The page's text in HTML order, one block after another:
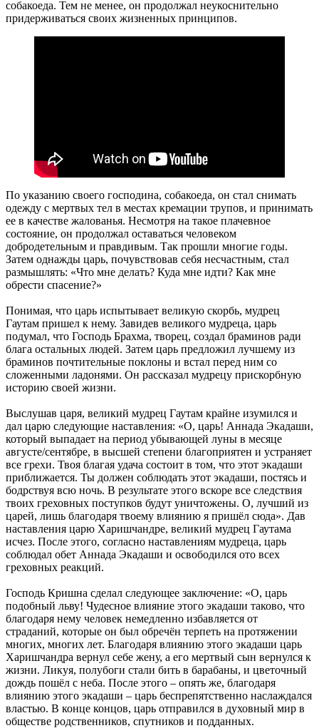
собакоеда. Тем не менее, он продолжал неукоснительно
придерживаться своих жизненных принципов.
По указанию своего господина, собакоеда, он стал снимать
одежду с мертвых тел в местах кремации трупов, и принимать
ее в качестве жалованья. Несмотря на такое плачевное
состояние, он продолжал оставаться человеком
добродетельным и правдивым. Так прошли многие годы.
Затем однажды царь, почувствовав себя несчастным, стал
размышлять: «Что мне делать? Куда мне идти? Как мне
обрести спасение?»
Понимая, что царь испытывает великую скорбь, мудрец
Гаутам пришел к нему. Завидев великого мудреца, царь
подумал, что Господь Брахма, творец, создал браминов ради
блага остальных людей. Затем царь предложил лучшему из
браминов почтительные поклоны и встал перед ним со
сложенными ладонями. Он рассказал мудрецу прискорбную
историю своей жизни.
Выслушав царя, великий мудрец Гаутам крайне изумился и
дал царю следующие наставления: «О, царь! Аннада Экадаши,
который выпадает на период убывающей луны в месяце
августе/сентябре, в высшей степени благоприятен и устраняет
все грехи. Твоя благая удача состоит в том, что этот экадаши
приближается. Ты должен соблюдать этот экадаши, постясь и
бодрствуя всю ночь. В результате этого вскоре все следствия
твоих греховных поступков будут уничтожены. О, лучший из
царей, лишь благодаря твоему влиянию я пришёл сюда». Дав
наставления царю Харишчандре, великий мудрец Гаутама
исчез. После этого, согласно наставлениям мудреца, царь
соблюдал обет Аннада Экадаши и освободился ото всех
греховных реакций.
Господь Кришна сделал следующее заключение: «О, царь
подобный льву! Чудесное влияние этого экадаши таково, что
благодаря нему человек немедленно избавляется от
страданий, которые он был обречён терпеть на протяжении
многих, многих лет. Благодаря влиянию этого экадаши царь
Харишчандра вернул себе жену, а его мертвый сын вернулся к
жизни. Ликуя, полубоги стали бить в барабаны, и цветочный
дождь пошёл с неба. После этого – опять же, благодаря
влиянию этого экадаши – царь беспрепятственно наслаждался
властью. В конце концов, царь отправился в духовный мир в
обществе родственников, спутников и подданных.